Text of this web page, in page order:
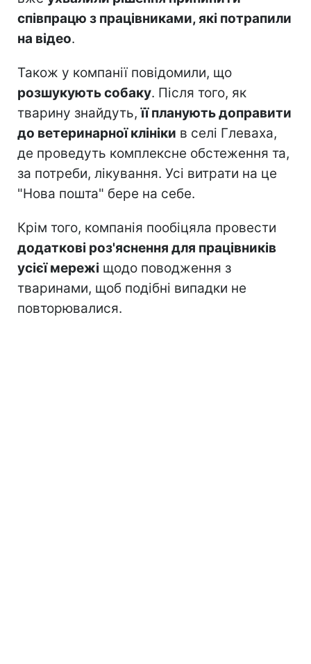
співпрацю з працівниками, які потрапили
на відео.
Також у компанії повідомили, що
розшукують собаку. Після того, як
тварину знайдуть,її планують доправити
до ветеринарної клініки в селі Глеваха,
де проведуть комплексне обстеження та,
за потреби, лікування. Усі витрати на це
"Нова пошта" бере на себе.
Крім того, компанія пообіцяла провести
додаткові роз'яснення для працівників
усієї мережі щодо поводження з
тваринами, щоб подібні випадки не
повторювалися.